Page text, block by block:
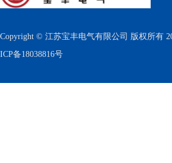
Copyright © 江苏宝丰电气有限公司 版权所有
ICP备18038816号